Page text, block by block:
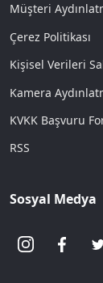
Müşteri
Çerez Politikası
Kişisel Verileri
Kamera
KVKK Başvuru
RSS
Sosyal Medya